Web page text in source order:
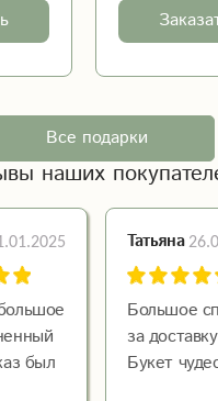
Все подарки
наших
был
Татьяна
Большое
за
Букет